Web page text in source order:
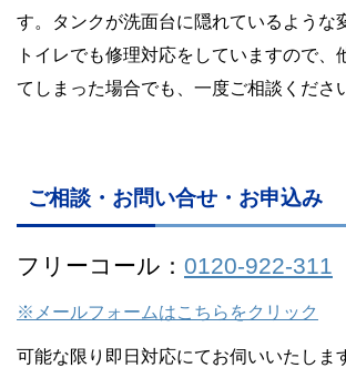
す。タンクが洗面台に隠れているような
トイレでも修理対応をしていますので、
てしまった場合でも、一度ご相談くださ
ご相談・お問い合せ・お申込み
フリーコール： 0120-922-311
※メールフォームはこちらをクリック
可能な限り即日対応にてお伺いいたしま